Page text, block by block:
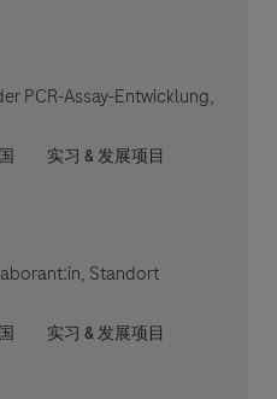
PCR-Assay-Entwicklung,
职位类别
实习 & 发展项目
Standort
职位类别
实习 & 发展项目